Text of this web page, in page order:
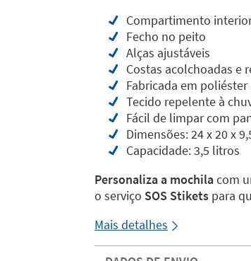
Compartimento
Fecho no peito
Alças ajustáveis
Costas acolchoadas e
Fabricada em
Tecido repelente à
Fácil de limpar com
Dimensões: 24 x 20 x
Capacidade: 3,5 litros
Personaliza a mochilacom
o serviço SOS Stikets para
Mais detalhes